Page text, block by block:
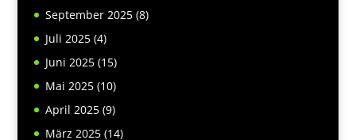
September 2025(8)
Juli 2025(4)
Juni 2025(15)
Mai 2025(10)
April 2025(9)
März 2025(14)